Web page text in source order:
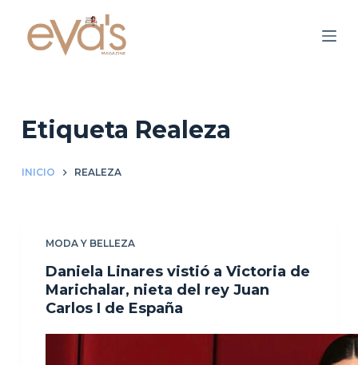
Etiqueta Realeza
INICIO REALEZA
MODA Y BELLEZA
Daniela Linares vistió a Victoria de
Marichalar, nieta del rey Juan
Carlos I de España